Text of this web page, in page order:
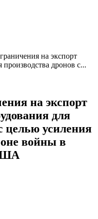
на экспорт
дронов с...
на экспорт
для
целью усиления
войны в